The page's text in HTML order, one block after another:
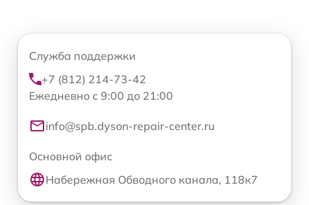
Служба поддержки
+7 (812) 214-73-42
Ежедневно с 9:00 до 21:00
info@spb.dyson-repair-center.ru
Основной офис
Набережная Обводного канала, 118к7